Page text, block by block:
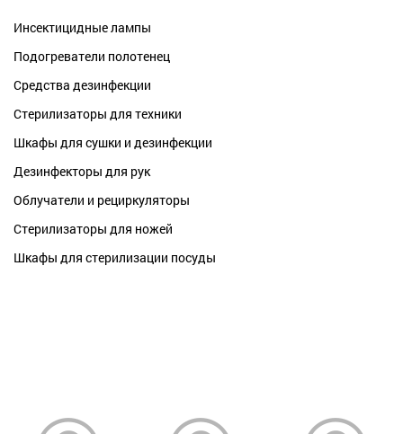
Инсектицидные лампы
Подогреватели полотенец
Средства дезинфекции
Стерилизаторы для техники
Шкафы для сушки и дезинфекции
Дезинфекторы для рук
Облучатели и рециркуляторы
Стерилизаторы для ножей
Шкафы для стерилизации посуды